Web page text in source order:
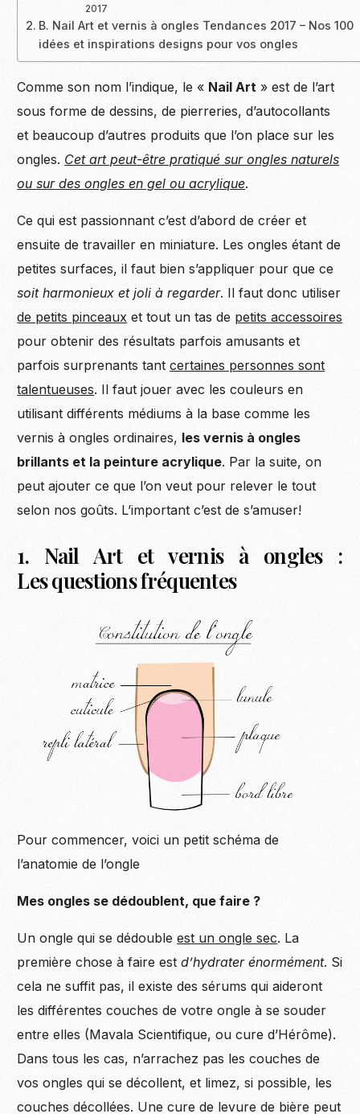
2017
B. Nail Art et vernis à ongles Tendances 2017 – Nos 100
idées et inspirations designs pour vos ongles
Comme son nom l’indique, le « Nail Art » est de l’art
sous forme de dessins, de pierreries, d’autocollants
et beaucoup d’autres produits que l’on place sur les
ongles. Cet art peut-être pratiqué sur ongles naturels
ou sur des ongles en gel ou acrylique.
Ce qui est passionnant c’est d’abord de créer et
ensuite de travailler en miniature. Les ongles étant de
petites surfaces, il faut bien s’appliquer pour que ce
soit harmonieux et joli à regarder. Il faut donc utiliser
de petits pinceaux et tout un tas de petits accessoires
pour obtenir des résultats parfois amusants et
parfois surprenants tantcertaines personnes sont
talentueuses. Il faut jouer avec les couleurs en
utilisant différents médiums à la base comme les
vernis à ongles ordinaires, les vernis à ongles
brillants et la peinture acrylique. Par la suite, on
peut ajouter ce que l’on veut pour relever le tout
selon nos goûts. L’important c’est de s’amuser!
1. Nail Art et vernis à ongles :
Les questions fréquentes
Pour commencer, voici un petit schéma de
l’anatomie de l’ongle
Mes ongles se dédoublent, que faire ?
Un ongle qui se dédoubleest un ongle sec. La
première chose à faire estd’hydrater énormément. Si
cela ne suffit pas, il existe des sérums qui aideront
les différentes couches de votre ongle à se souder
entre elles (Mavala Scientifique, ou cure d’Hérôme).
Dans tous les cas, n’arrachez pas les couches de
vos ongles qui se décollent, et limez, si possible, les
couches décollées. Une cure de levure de bière peut